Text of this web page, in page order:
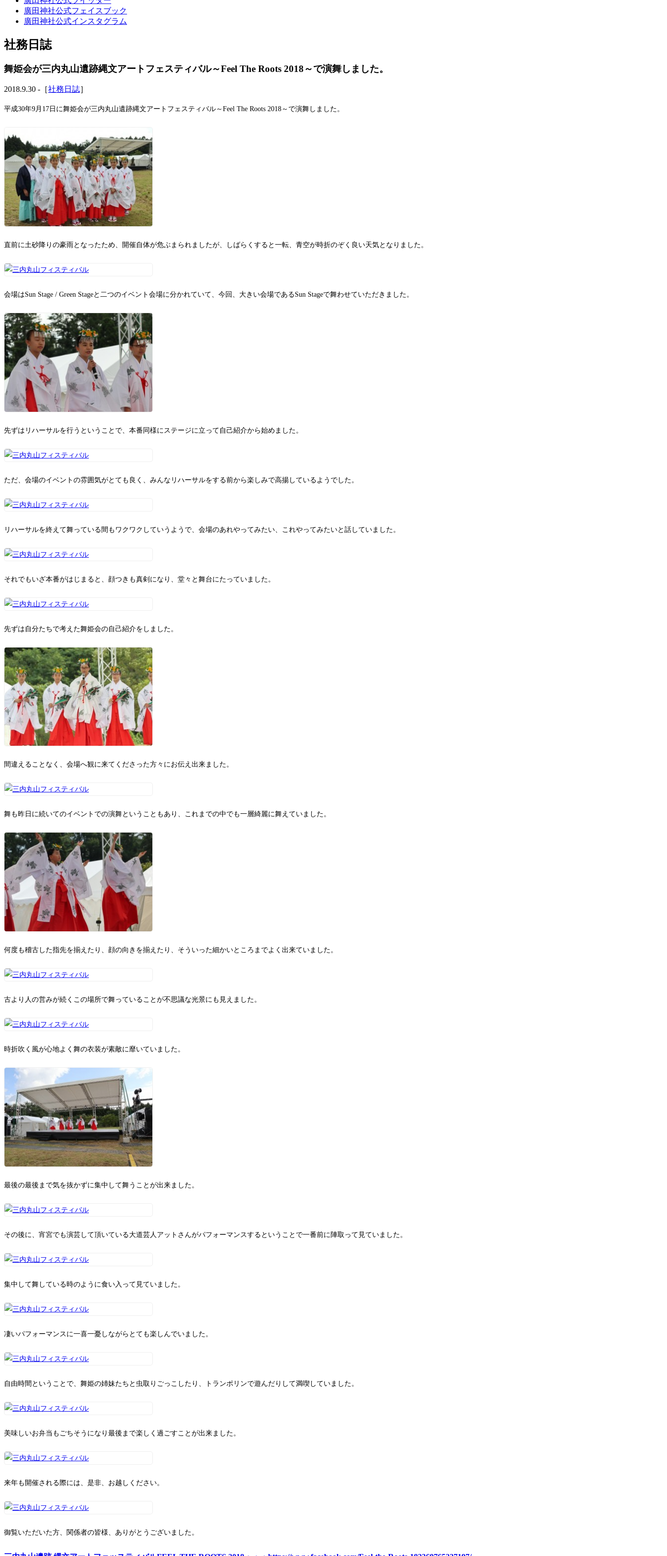
廣田神社公式フェイスブック
廣田神社公式インスタグラム
社務日誌
舞姫会が三内丸山遺跡縄文アートフェスティバル～Feel The Roots 2018～で演舞しました。
2018.9.30 -［社務日誌］
平成30年9月17日に舞姫会が三内丸山遺跡縄文アートフェスティバル～Feel The Roots 2018～で演舞しました。
直前に土砂降りの豪雨となったため、開催自体が危ぶまられましたが、しばらくすると一転、青空が時折のぞく良い天気となりました。
会場はSun Stage / Green Stageと二つのイベント会場に分かれていて、今回、大きい会場であるSun Stageで舞わせていただきました。
先ずはリハーサルを行うということで、本番同様にステージに立って自己紹介から始めました。
ただ、会場のイベントの雰囲気がとても良く、みんなリハーサルをする前から楽しみで高揚しているようでした。
リハーサルを終えて舞っている間もワクワクしていうようで、会場のあれやってみたい、これやってみたいと話していました。
それでもいざ本番がはじまると、顔つきも真剣になり、堂々と舞台にたっていました。
先ずは自分たちで考えた舞姫会の自己紹介をしました。
間違えることなく、会場へ観に来てくださった方々にお伝え出来ました。
舞も昨日に続いてのイベントでの演舞ということもあり、これまでの中でも一層綺麗に舞えていました。
何度も稽古した指先を揃えたり、顔の向きを揃えたり、そういった細かいところまでよく出来ていました。
古より人の営みが続くこの場所で舞っていることが不思議な光景にも見えました。
時折吹く風が心地よく舞の衣装が素敵に靡いていました。
最後の最後まで気を抜かずに集中して舞うことが出来ました。
その後に、宵宮でも演芸して頂いている大道芸人アットさんがパフォーマンスするということで一番前に陣取って見ていました。
集中して舞している時のように食い入って見ていました。
凄いパフォーマンスに一喜一憂しながらとても楽しんでいました。
自由時間ということで、舞姫の姉妹たちと虫取りごっこしたり、トランポリンで遊んだりして満喫していました。
美味しいお弁当もごちそうになり最後まで楽しく過ごすことが出来ました。
来年も開催される際には、是非、お越しください。
御覧いただいた方、関係者の皆様、ありがとうございました。